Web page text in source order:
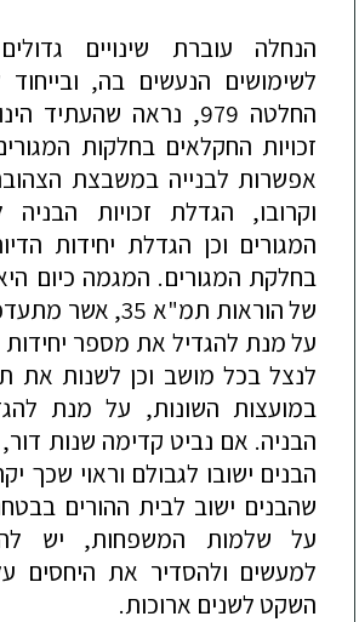
הנחלה עוברת שינויים
לשימושים הנעשים בה,
החלטה 979, נראה שהעתיד
זכויות החקלאים בחלקות
אפשרות לבנייה במשבצת
וקרובו, הגדלת זכויות הבניה
המגורים וכן הגדלת יחידות
בחלקת המגורים. המגמה כיום היא
על מנת להגדיל את מספר יחידות
לנצל בכל מושב וכן לשנות את
במועצות השונות, על מנת
הבניה. אם נביט קדימה שנות דור,
הבנים ישובו לגבולם וראוי שכך
שהבנים ישוב לבית ההורים
על שלמות המשפחות, יש
למעשים ולהסדיר את היחסים
השקט לשנים ארוכות.